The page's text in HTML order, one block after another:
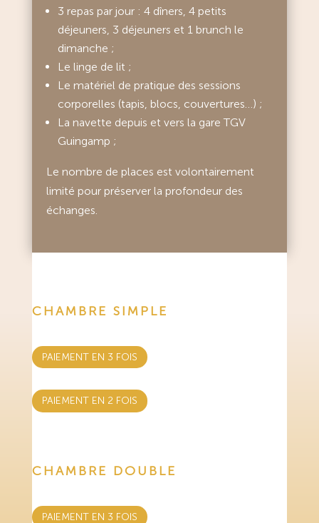
3 repas par jour : 4 dîners, 4 petits
déjeuners, 3 déjeuners et 1 brunch le
dimanche ;
Le linge de lit ;
Le matériel de pratique des sessions
corporelles (tapis, blocs, couvertures…) ;
La navette depuis et vers la gare TGV
Guingamp ;
Le nombre de places est volontairement
limité pour préserver la profondeur des
échanges.
CHAMBRE SIMPLE
PAIEMENT EN 3 FOIS
PAIEMENT EN 2 FOIS
CHAMBRE DOUBLE
PAIEMENT EN 3 FOIS